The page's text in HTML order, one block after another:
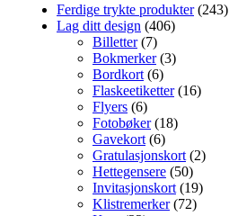
Ferdige trykte produkter (243)
Lag ditt design (406)
Billetter (7)
Bokmerker (3)
Bordkort (6)
Flaskeetiketter (16)
Flyers (6)
Fotobøker (18)
Gavekort (6)
Gratulasjonskort (2)
Hettegensere (50)
Invitasjonskort (19)
Klistremerker (72)